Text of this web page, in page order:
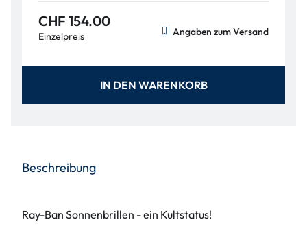
CHF 154.00
Einzelpreis Angaben zum Versand
IN DEN WARENKORB
Beschreibung
Ray-Ban Sonnenbrillen - ein Kultstatus!